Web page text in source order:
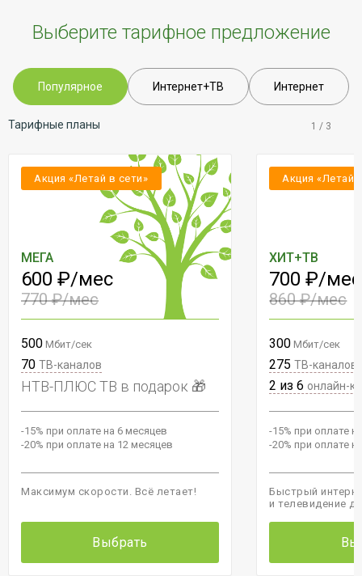
Выберите тарифное предложение
Популярное Интернет+ТВ Интернет
Тарифные планы 1 / 3
Акция «Летай в сети»
МЕГА
600 ₽/мес
770 ₽/мес
500 Мбит/сек
70 ТВ-каналов
НТВ-ПЛЮС ТВ в подарок 🎁
-15% при оплате на 6 месяцев
-20% при оплате на 12 месяцев
Максимум скорости. Всё летает!
Выбрать
Акция «Летай
ХИТ+ТВ
700 ₽/мес
860 ₽/мес
300 Мбит/сек
275ТВ-каналов
2 из 6 онлайн-
-15% при оплате
-20% при оплате
Быстрый
и телевидение